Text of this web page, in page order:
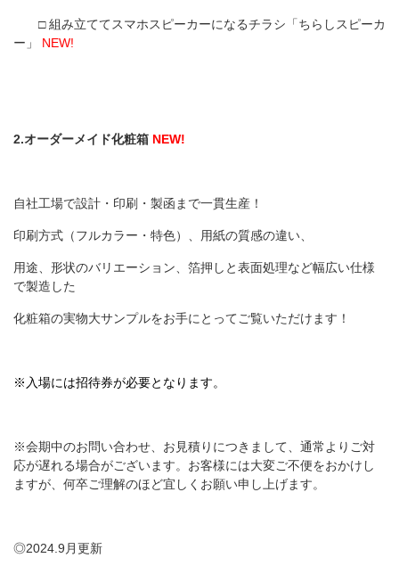
□ 組み立ててスマホスピーカーになるチラシ「ちらしスピーカ
ー」 NEW!
2.オーダーメイド化粧箱 NEW!
自社工場で設計・印刷・製函まで一貫生産！
印刷方式（フルカラー・特色）、用紙の質感の違い、
用途、形状のバリエーション、箔押しと表面処理など幅広い仕様
で製造した
化粧箱の実物大サンプルをお手にとってご覧いただけます！
※入場には招待券が必要となります。
※会期中のお問い合わせ、お見積りにつきまして、通常よりご対
応が遅れる場合がございます。お客様には大変ご不便をおかけし
ますが、何卒ご理解のほど宜しくお願い申し上げます。
◎2024.9月更新